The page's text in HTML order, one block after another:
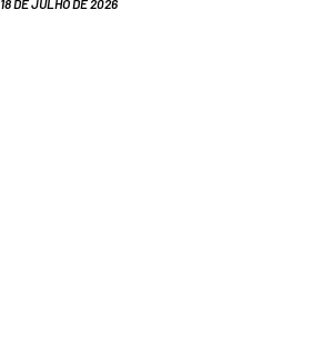
18 DE JULHO DE 2026